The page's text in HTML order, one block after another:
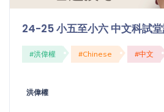
24-25 小五至小六 中文科試
#洪偉權 #Chinese #中文
洪偉權